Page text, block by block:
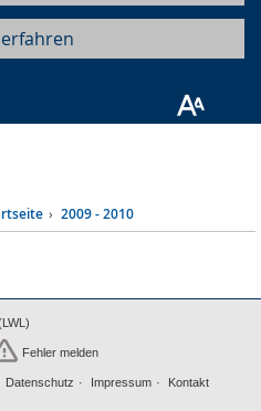
2009 - 2010
Fehler melden
Datenschutz Impressum
Kontakt